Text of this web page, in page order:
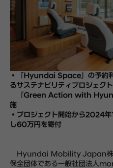
・「Hyundai Space」の予約
るサステナビリティプロジェクト
「Green Action with
施
・プロジェクト開始から2024
し60万円を寄付
Hyundai Mobility Japan株
保全団体である一般社団法人